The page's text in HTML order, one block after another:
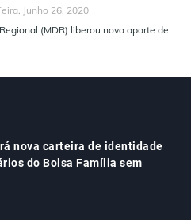
Junho 26, 2020
(MDR) liberou novo aporte de
nova carteira de identidade
do Bolsa Família sem